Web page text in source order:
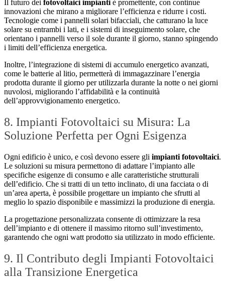
Il futuro dei fotovoltaici impianti è promettente, con continue
innovazioni che mirano a migliorare l’efficienza e ridurre i costi.
Tecnologie come i pannelli solari bifacciali, che catturano la luce
solare su entrambi i lati, e i sistemi di inseguimento solare, che
orientano i pannelli verso il sole durante il giorno, stanno spingendo
i limiti dell’efficienza energetica.
Inoltre, l’integrazione di sistemi di accumulo energetico avanzati,
come le batterie al litio, permetterà di immagazzinare l’energia
prodotta durante il giorno per utilizzarla durante la notte o nei giorni
nuvolosi, migliorando l’affidabilità e la continuità
dell’approvvigionamento energetico.
8. Impianti Fotovoltaici su Misura: La
Soluzione Perfetta per Ogni Esigenza
Ogni edificio è unico, e così devono essere gli impianti fotovoltaici.
Le soluzioni su misura permettono di adattare l’impianto alle
specifiche esigenze di consumo e alle caratteristiche strutturali
dell’edificio. Che si tratti di un tetto inclinato, di una facciata o di
un’area aperta, è possibile progettare un impianto che sfrutti al
meglio lo spazio disponibile e massimizzi la produzione di energia.
La progettazione personalizzata consente di ottimizzare la resa
dell’impianto e di ottenere il massimo ritorno sull’investimento,
garantendo che ogni watt prodotto sia utilizzato in modo efficiente.
9. Il Contributo degli Impianti Fotovoltaici
alla Transizione Energetica